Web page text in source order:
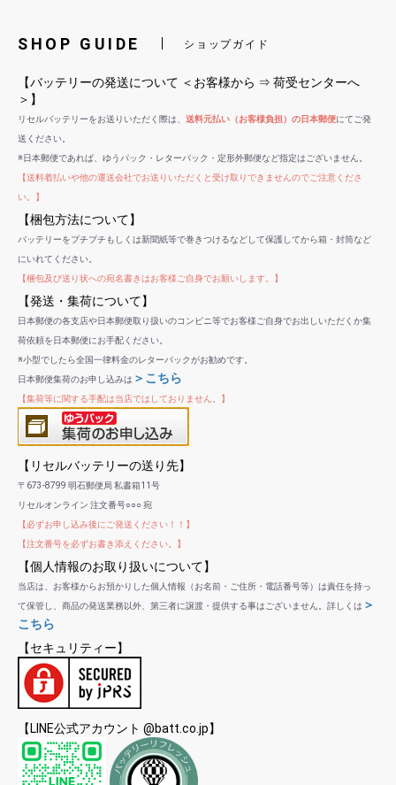
SHOP GUIDE ショップガイド
【バッテリーの発送について ＜お客様から ⇒ 荷受センターへ
＞】
リセルバッテリーをお送りいただく際は、 送料元払い（お客様負担）の日本郵便にてご発
送ください。
※日本郵便であれば、ゆうパック・レターパック・定形外郵便など指定はございません。
【送料着払いや他の運送会社でお送りいただくと受け取りできませんのでご注意くださ
い。】
【梱包方法について】
バッテリーをプチプチもしくは新聞紙等で巻きつけるなどして保護してから箱・封筒など
にいれてください。
【梱包及び送り状への宛名書きはお客様ご自身でお願いします。】
【発送・集荷について】
日本郵便の各支店や日本郵便取り扱いのコンビニ等でお客様ご自身でお出しいただくか集
荷依頼を日本郵便にお手配ください。
※小型でしたら全国一律料金のレターパックがお勧めです。
日本郵便集荷のお申し込みは ＞こちら
【集荷等に関する手配は当店ではしておりません。】
【リセルバッテリーの送り先】
〒673-8799 明石郵便局 私書箱11号
リセルオンライン 注文番号○○○ 宛
【必ずお申し込み後にご発送ください！！】
【注文番号を必ずお書き添えください。】
【個人情報のお取り扱いについて】
当店は、お客様からお預かりした個人情報（お名前・ご住所・電話番号等）は責任を持っ
て保管し、商品の発送業務以外、第三者に譲渡・提供する事はございません。詳しくは ＞
こちら
【セキュリティー】
【LINE公式アカウント @batt.co.jp】